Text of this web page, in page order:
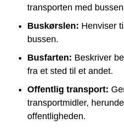
transporten med
Buskørslen: Henviser
bussen.
Busfarten: Beskriver
fra et sted til et andet.
Offentlig transport:
transportmidler,
offentligheden.